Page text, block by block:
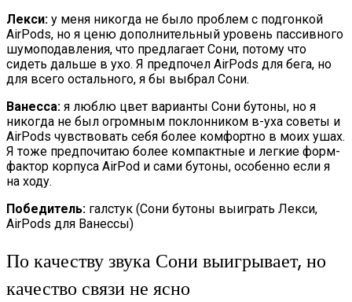
Лекси: у меня никогда не было проблем с подгонкой
AirPods, но я ценю дополнительный уровень пассивного
шумоподавления, что предлагает Сони, потому что
сидеть дальше в ухо. Я предпочел AirPods для бега, но
для всего остального, я бы выбрал Сони.
Ванесса: я люблю цвет варианты Сони бутоны, но я
никогда не был огромным поклонником в-уха советы и
AirPods чувствовать себя более комфортно в моих ушах.
Я тоже предпочитаю более компактные и легкие форм-
фактор корпуса AirPod и сами бутоны, особенно если я
на ходу.
Победитель: галстук (Сони бутоны выиграть Лекси,
AirPods для Ванессы)
По качеству звука Сони выигрывает, но
качество связи не ясно